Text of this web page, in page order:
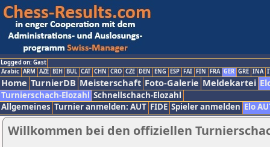
Logged on: Gast
Arabic ARM AZE BIH BUL CAT CHN CRO CZE DEN ENG ESP FAI FIN FRA GER GRE INA
Home TurnierDB Meisterschaft Foto-Galerie Meldekartei
Turnierschach-Elozahl Schnellschach-Elozahl
Allgemeines Turnier anmelden: AUT FIDE Spieler anmelden Elo
Willkommen bei den offiziellen